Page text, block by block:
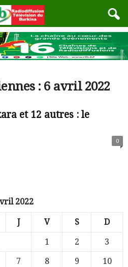
: 6 avril 2022
et 12 autres : le
0
2022
J V S D
1 2
3
7 8 9
10